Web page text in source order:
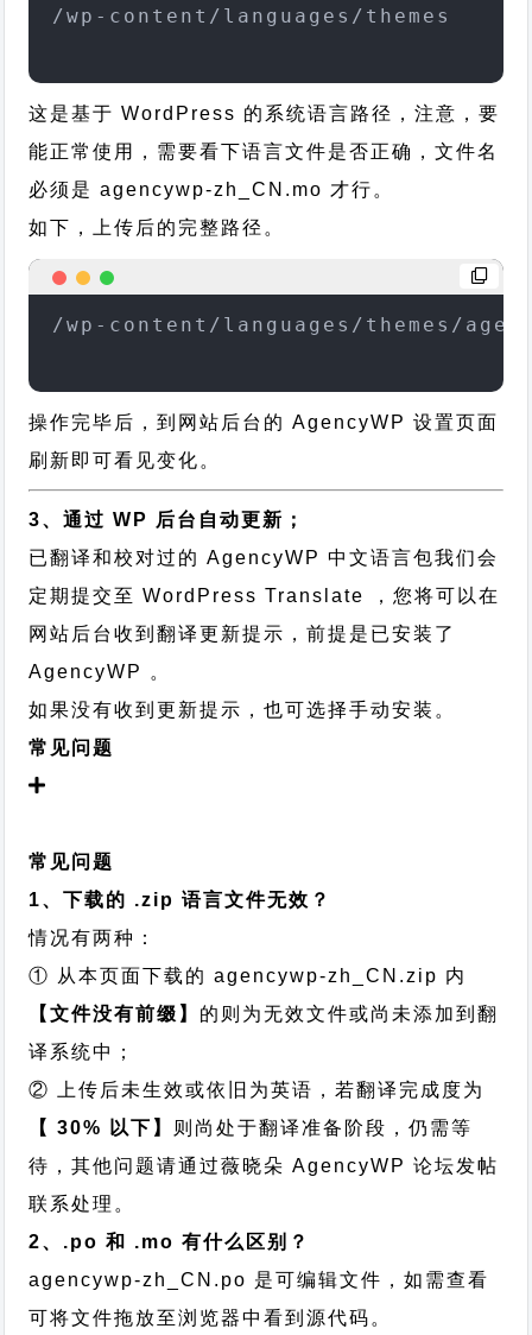
/wp-content/languages/themes
这是基于 WordPress 的系统语言路径，注意，要
能正常使用，需要看下语言文件是否正确，文件名
必须是 agencywp-zh_CN.mo 才行。
如下，上传后的完整路径。
/wp-content/languages/themes/
操作完毕后，到网站后台的 AgencyWP 设置页面
刷新即可看见变化。
3、通过 WP 后台自动更新；
已翻译和校对过的 AgencyWP 中文语言包我们会
定期提交至 WordPress Translate ，您将可以在
网站后台收到翻译更新提示，前提是已安装了
AgencyWP 。
如果没有收到更新提示，也可选择手动安装。
常见问题
常见问题
1、下载的 .zip 语言文件无效？
情况有两种：
① 从本页面下载的 agencywp-zh_CN.zip 内
【文件没有前缀】 的则为无效文件或尚未添加到翻
译系统中；
② 上传后未生效或依旧为英语，若翻译完成度为
【 30% 以下】 则尚处于翻译准备阶段，仍需等
待，其他问题请通过薇晓朵 AgencyWP 论坛发帖
联系处理。
2、.po 和 .mo 有什么区别？
agencywp-zh_CN.po 是可编辑文件，如需查看
可将文件拖放至浏览器中看到源代码。